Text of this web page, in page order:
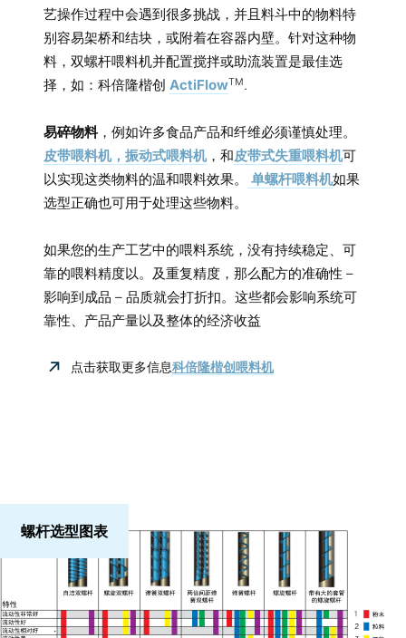
艺操作过程中会遇到很多挑战，并且料斗中的物料特
别容易架桥和结块，或附着在容器内壁。针对这种物
料，双螺杆喂料机并配置搅拌或助流装置是最佳选
择，如：科倍隆楷创 ActiFlowTM.
易碎物料，例如许多食品产品和纤维必须谨慎处理。
皮带喂料机， 振动式喂料机，和皮带式失重喂料机可
以实现这类物料的温和喂料效果。
单螺杆喂料机如果
选型正确也可用于处理这些物料。
如果您的生产工艺中的喂料系统，没有持续稳定、可
靠的喂料精度以。及重复精度，那么配方的准确性 –
影响到成品 – 品质就会打折扣。这些都会影响系统可
靠性、产品产量以及整体的经济收益
点击获取更多信息科倍隆楷创喂料机
螺杆选型图表